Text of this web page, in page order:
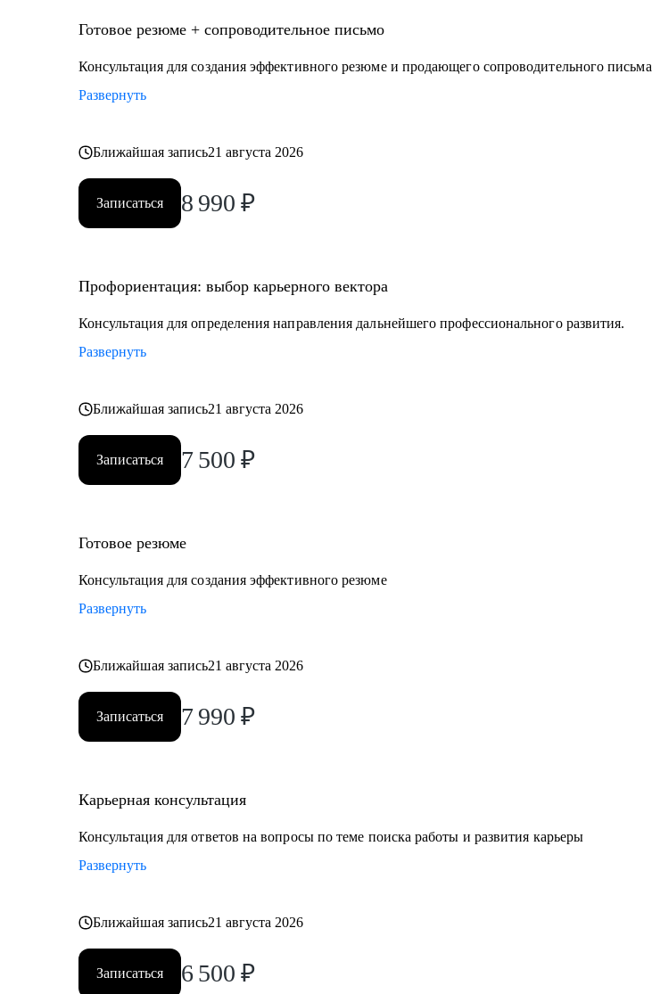
• управление персоналом
• event-сфера
Готовое резюме + сопроводительное письмо
Консультация для создания эффективного резюме и продающего сопроводительного письма
Развернуть
Ближайшая запись21 августа 2026
Записаться 8 990 ₽
Профориентация: выбор карьерного вектора
Консультация для определения направления дальнейшего профессионального развития.
Развернуть
Ближайшая запись21 августа 2026
Записаться 7 500 ₽
Готовое резюме
Консультация для создания эффективного резюме
Развернуть
Ближайшая запись21 августа 2026
Записаться 7 990 ₽
Карьерная консультация
Консультация для ответов на вопросы по теме поиска работы и развития карьеры
Развернуть
Ближайшая запись21 августа 2026
Записаться 6 500 ₽